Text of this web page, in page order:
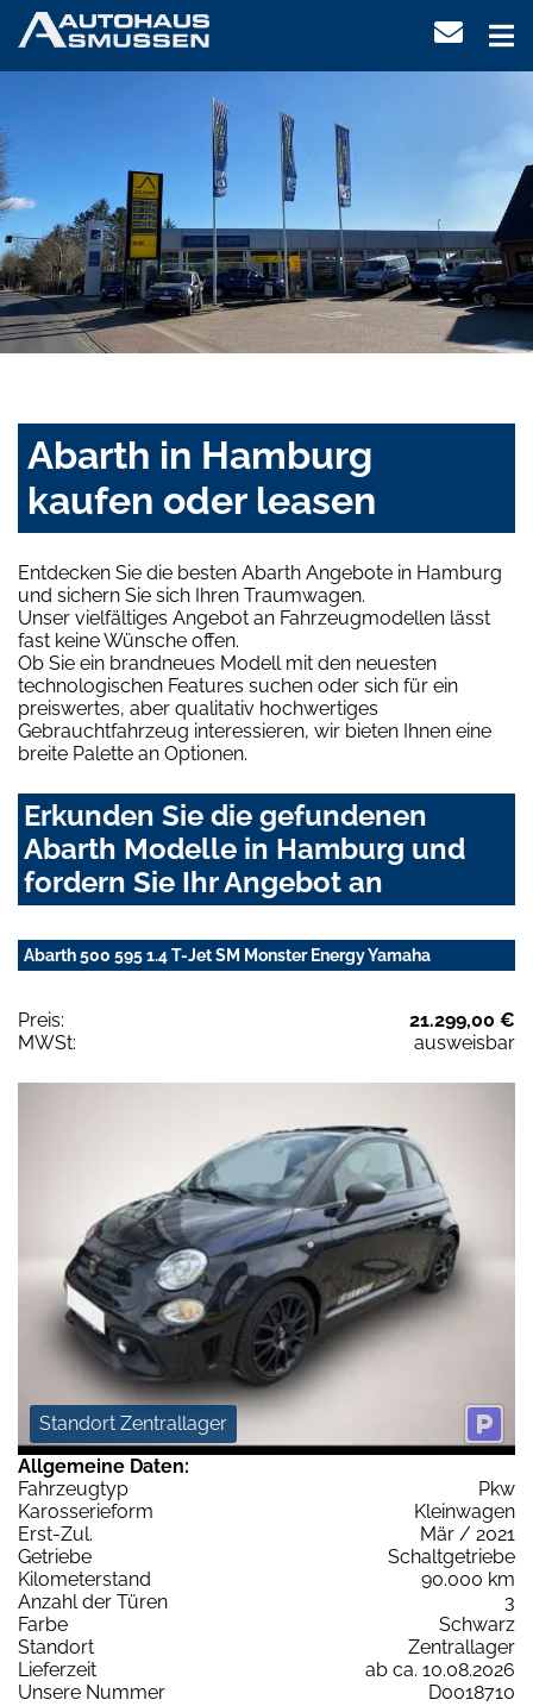
Abarth in Hamburg
kaufen oder leasen
Entdecken Sie die besten Abarth Angebote in Hamburg
und sichern Sie sich Ihren Traumwagen.
Unser vielfältiges Angebot an Fahrzeugmodellen lässt
fast keine Wünsche offen.
Ob Sie ein brandneues Modell mit den neuesten
technologischen Features suchen oder sich für ein
preiswertes, aber qualitativ hochwertiges
Gebrauchtfahrzeug interessieren, wir bieten Ihnen eine
breite Palette an Optionen.
Erkunden Sie die gefundenen
Abarth Modelle in Hamburg und
fordern Sie Ihr Angebot an
Abarth 500 595 1.4 T-Jet SM Monster Energy Yamaha
Preis:
21.299,00 €
MWSt:
ausweisbar
Standort Zentrallager
Allgemeine Daten:
Fahrzeugtyp
Pkw
Karosserieform
Kleinwagen
Erst-Zul.
Mär / 2021
Getriebe
Schaltgetriebe
Kilometerstand
90.000 km
Anzahl der Türen
3
Farbe
Schwarz
Standort
Zentrallager
Lieferzeit
ab ca. 10.08.2026
Unsere Nummer
D0018710